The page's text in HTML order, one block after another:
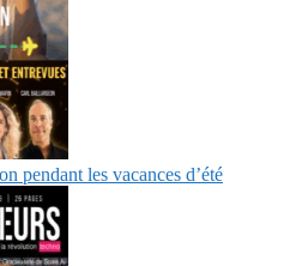
pendant les vacances d’été